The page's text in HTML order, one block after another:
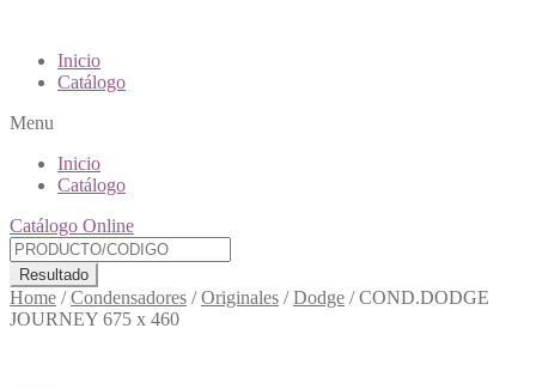
Inicio
Catálogo
Menu
Inicio
Catálogo
Catálogo Online
Resultado
Home /Condensadores /Originales /Dodge /COND.DODGE
JOURNEY 675 x 460